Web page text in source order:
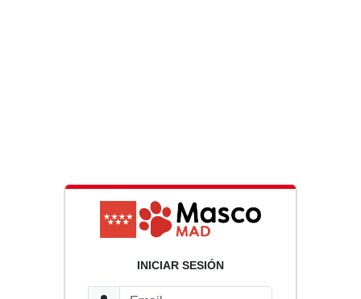
INICIAR SESIÓN